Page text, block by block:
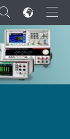
×